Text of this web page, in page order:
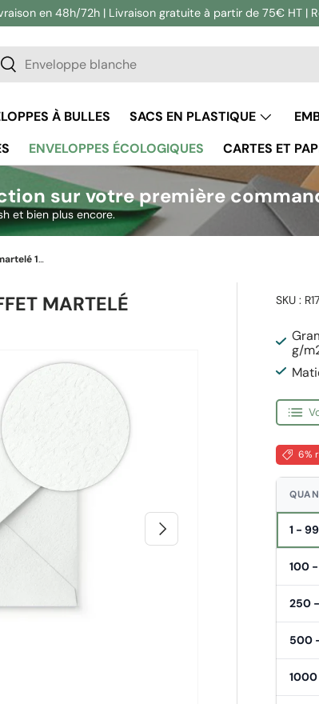
en 48h/72h | Livraison gratuite à partir de 75€ HT |
Rechercher
À BULLES SACS EN PLASTIQUE
ENVELOPPES ÉCOLOGIQUES CARTES ET
sur votre première
et bien plus encore.
Enveloppe blanche avec effet martelé 133x184 mm
MARTELÉ
Suivant
SKU :
g/
6%
1 - 99
100
250
500